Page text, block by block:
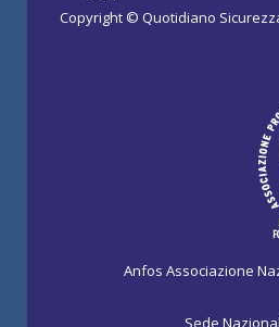
Copyright © Quotidiano
Anfos Associazione